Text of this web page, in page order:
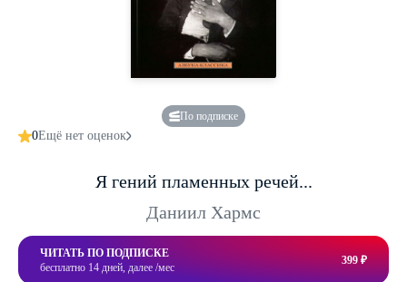
По подписке
0Ещё нет оценок
Я гений пламенных речей...
Даниил Хармс
ЧИТАТЬ ПО ПОДПИСКЕ
бесплатно 14 дней, далее /мес
399 ₽